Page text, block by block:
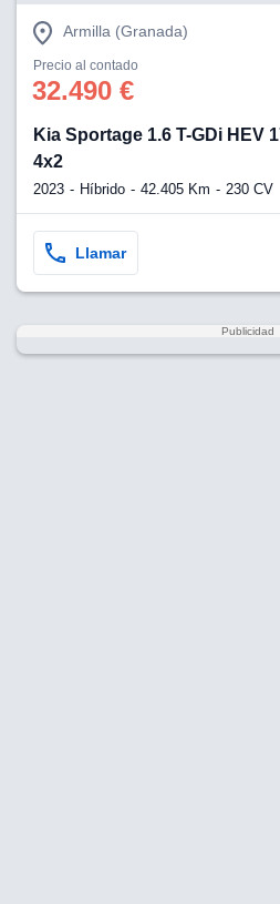
Armilla (Granada)
Precio al contado
32.490 €
Kia Sportage 1.6 T-GDi HEV
4x2
2023 Híbrido 42.405 Km 230 CV
Llamar